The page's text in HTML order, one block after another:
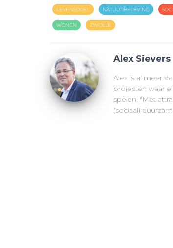
LEVENSDOEL NATUURBELEVING
WONEN ZWOLLE
Alex Sievers
Alex is al meer
projecten waar
spelen. "Met
(sociaal)